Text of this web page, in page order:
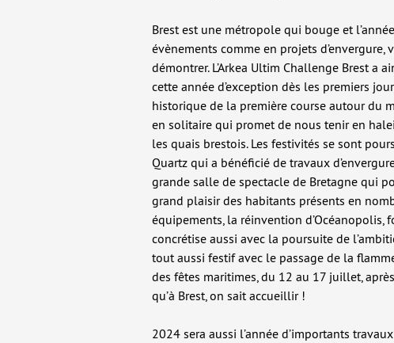
Brest est une métropole qui bouge et
évènements comme en projets d’envergure,
démontrer. L’Arkea Ultim Challenge Brest a
cette année d’exception dès les premiers
historique de la première course autour du
en solitaire qui promet de nous tenir en
les quais brestois. Les festivités se sont
Quartz qui a bénéficié de travaux
grande salle de spectacle de Bretagne qui
grand plaisir des habitants présents en
équipements, la réinvention
concrétise aussi avec la poursuite de
tout aussi festif avec le passage de la
des fêtes maritimes, du 12 au 17 juillet,
qu’à Brest, on sait accueillir !
2024 sera aussi l’année d’importants